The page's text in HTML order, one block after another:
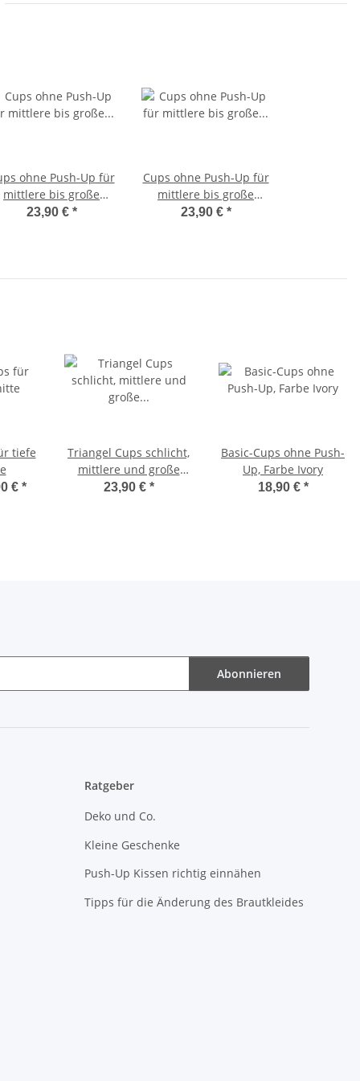
ohne Push-Up für
mittlere bis große
Größen F-Cup
23,90 € *
Cups ohne Push-Up für
mittlere bis große
Größen C-Cup
23,90 € *
tiefe
€ *
Triangel Cups schlicht,
mittlere und große
Größe
23,90 € *
Basic-Cups ohne Push-
Up, Farbe Ivory
18,90 € *
Abonnieren
Ratgeber
Deko und Co.
Kleine Geschenke
Push-Up Kissen richtig einnähen
Tipps für die Änderung des Brautkleides